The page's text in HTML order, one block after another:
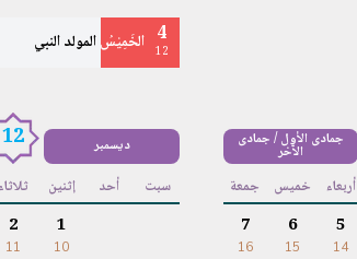
4
12 الخَمِيْسُالمولد النبي
جمادى الأول / جمادى
الآخر
أربعاء خميس جمعة
5
14
6
15
7
16
ديسمبر 12
سبت أحد إثنين ثلاثاء
1
10
2
11